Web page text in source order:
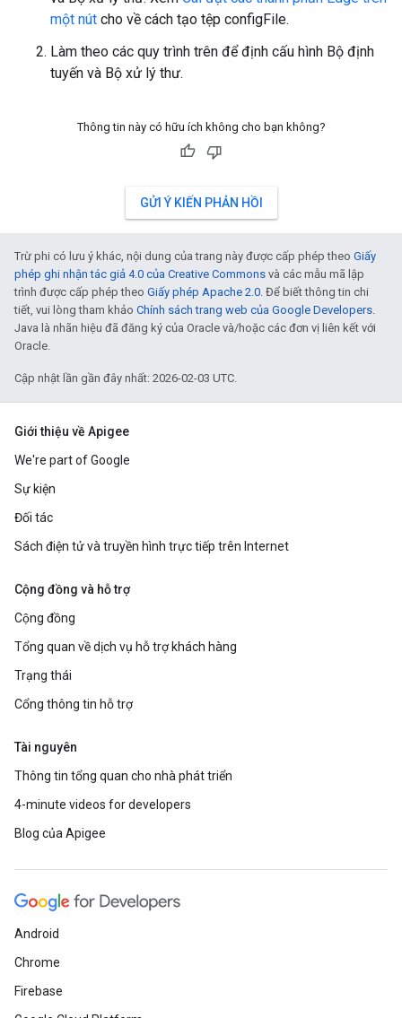
một nút cho về cách tạo tệp configFile.
Làm theo các quy trình trên để định cấu hình Bộ định
tuyến và Bộ xử lý thư.
Thông tin này có hữu ích không cho bạn không?
GỬI Ý KIẾN PHẢN HỒI
Trừ phi có lưu ý khác, nội dung của trang này được cấp phép theo Giấy
phép ghi nhận tác giả 4.0 của Creative Commons và các mẫu mã lập
trình được cấp phép theo Giấy phép Apache 2.0. Để biết thông tin chi
tiết, vui lòng tham khảo Chính sách trang web của Google Developers.
Java là nhãn hiệu đã đăng ký của Oracle và/hoặc các đơn vị liên kết với
Oracle.
Cập nhật lần gần đây nhất: 2026-02-03 UTC.
Giới thiệu về Apigee
We're part of Google
Sự kiện
Đối tác
Sách điện tử và truyền hình trực tiếp trên Internet
Cộng đồng và hỗ trợ
Cộng đồng
Tổng quan về dịch vụ hỗ trợ khách hàng
Trạng thái
Cổng thông tin hỗ trợ
Tài nguyên
Thông tin tổng quan cho nhà phát triển
4-minute videos for developers
Blog của Apigee
Android
Chrome
Firebase